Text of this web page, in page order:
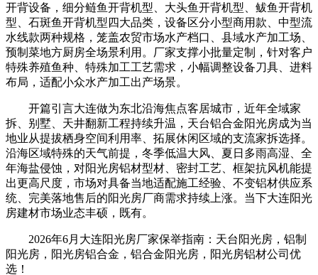
开背设备，细分鲢鱼开背机型、大头鱼开背机型、鲅鱼开背机
型、石斑鱼开背机型四大品类，设备区分小型商用款、中型流
水线款两种规格，笼盖农贸市场水产档口、县域水产加工场、
预制菜地方厨房全场景利用。厂家支撑小批量定制，针对客户
特殊养殖鱼种、特殊加工工艺需求，小幅调整设备刀具、进料
布局，适配小众水产加工出产场景。
开篇引言大连做为东北沿海焦点客居城市，近年全域家
拆、别墅、天井翻新工程持续升温，天台铝合金阳光房成为当
地业从提拔栖身空间利用率、拓展休闲区域的支流家拆选择。
沿海区域特殊的天气前提，冬季低温大风、夏日多雨高湿、全
年海盐侵蚀，对阳光房铝材型材、密封工艺、框架抗风机能提
出更高尺度，市场对具备当地适配施工经验、不变铝材供应系
统、完美落地售后的阳光房厂商需求持续上涨。当下大连阳光
房建材市场业态丰硕，既有。
2026年6月大连阳光房厂家保举指南：天台阳光房，铝制
阳光房，阳光房铝合金，铝合金阳光房，阳光房铝材公司优
选！